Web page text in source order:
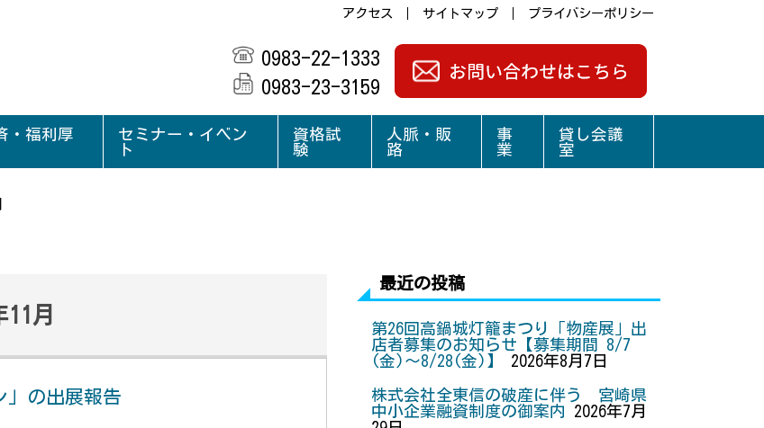
アクセス サイトマップ プライバシーポリシー
0983-22-1333
0983-23-3159
・福利厚
セミナー・イベン
ト
資格試
験
人脈・販
路
事
業
貸し会議
室
11月
」の出展報告
最近の投稿
第26回高鍋城灯籠まつり「物産展」出
店者募集のお知らせ【募集期間 8/7
(金)～8/28(金)】
2026年8月7日
株式会社全東信の破産に伴う 宮崎県
中小企業融資制度の御案内
2026年7月